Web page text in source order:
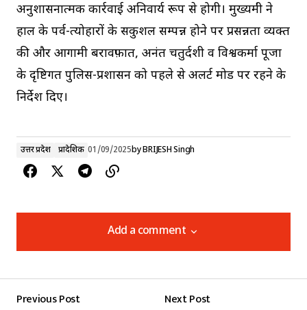
अनुशासनात्मक कार्रवाई अनिवार्य रूप से होगी। मुख्यमंत्री ने
हाल के पर्व-त्योहारों के सकुशल सम्पन्न होने पर प्रसन्नता व्यक्त
की और आगामी बरावफ़ात, अनंत चतुर्दशी व विश्वकर्मा पूजा
के दृष्टिगत पुलिस-प्रशासन को पहले से अलर्ट मोड पर रहने के
निर्देश दिए।
उत्तर प्रदेश प्रादेशिक 01/09/2025byBRIJESH Singh
Add a comment
Add a comment
Previous Post
Next Post